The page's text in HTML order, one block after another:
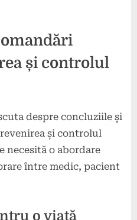
și controlul
despre concluziile și
și controlul
necesită o abordare
între medic, pacient
o viață